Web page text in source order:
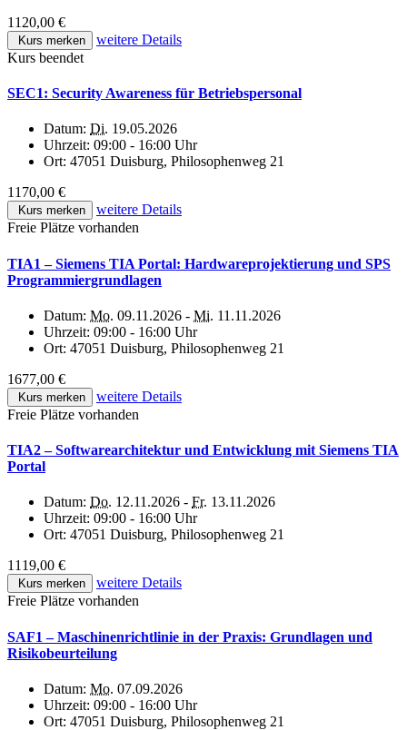
1120,00 €
Kurs merken
weitere Details
Kurs beendet
SEC1: Security Awareness für Betriebspersonal
Datum: Di. 19.05.2026
Uhrzeit: 09:00 - 16:00 Uhr
Ort: 47051 Duisburg, Philosophenweg 21
1170,00 €
Kurs merken
weitere Details
Freie Plätze vorhanden
TIA1 – Siemens TIA Portal: Hardwareprojektierung und SPS
Programmiergrundlagen
Datum: Mo. 09.11.2026 - Mi. 11.11.2026
Uhrzeit: 09:00 - 16:00 Uhr
Ort: 47051 Duisburg, Philosophenweg 21
1677,00 €
Kurs merken
weitere Details
Freie Plätze vorhanden
TIA2 – Softwarearchitektur und Entwicklung mit Siemens TIA
Portal
Datum: Do. 12.11.2026 - Fr. 13.11.2026
Uhrzeit: 09:00 - 16:00 Uhr
Ort: 47051 Duisburg, Philosophenweg 21
1119,00 €
Kurs merken
weitere Details
Freie Plätze vorhanden
SAF1 – Maschinenrichtlinie in der Praxis: Grundlagen und
Risikobeurteilung
Datum: Mo. 07.09.2026
Uhrzeit: 09:00 - 16:00 Uhr
Ort: 47051 Duisburg, Philosophenweg 21